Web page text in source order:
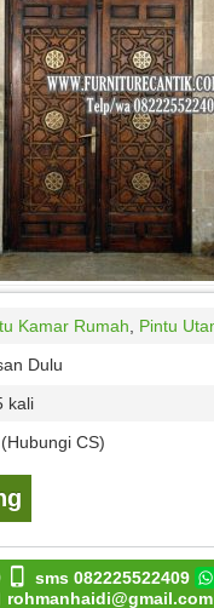
Kamar Rumah
Pintu
Dulu
kali
CS)
sms 082225522409
rohmanhaidi@gmail.com